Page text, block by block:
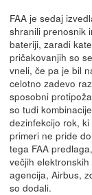
FAA je sedaj
shranili prenosnik
bateriji, zaradi
pričakovanjih so
vneli, če pa je bil
celotno zadevo
sposobni
so tudi
dezinfekcijo rok,
primeri ne pride
tega FAA
večjih
agencija, Airbus,
so dodali.